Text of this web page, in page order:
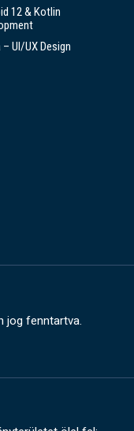
12 & Kotlin
– UI/UX Design
jog fenntartva.